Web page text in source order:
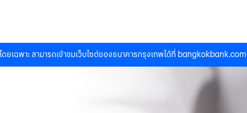
ยเฉพาะ สามารถเข้าชมเว็บไซต์ของธนาคารกรุงเทพได้ที่ bangkokbank.com